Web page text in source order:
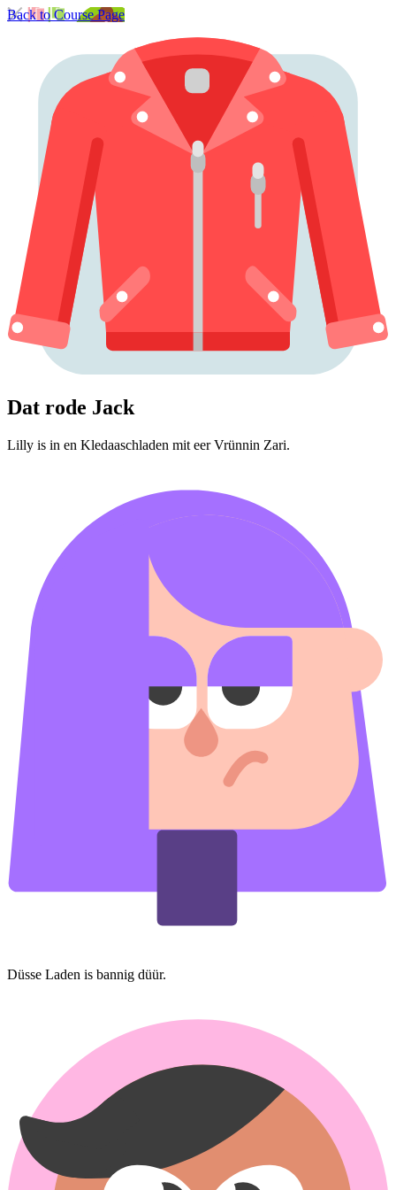
Back to Course Page
Dat rode Jack
Lilly is in en Kledaaschladen mit eer Vrünnin Zari.
Düsse Laden is bannig düür.